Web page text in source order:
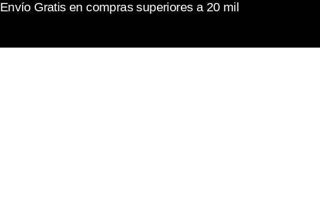
Envío Gratis en compras superiores a 20 mil